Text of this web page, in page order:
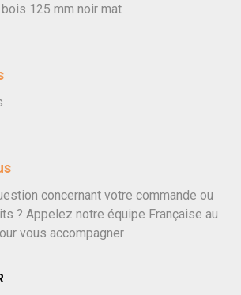
125 mm noir mat
concernant votre commande ou
? Appelez notre équipe Française au
vous accompagner